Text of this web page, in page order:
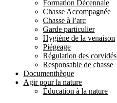
Formation Décennale
Chasse Accompagnée
Chasse à l’arc
Garde particulier
Hygiène de la venaison
Piégeage
Régulation des corvidés
Responsable de chasse
Documenthèque
Agir pour la nature
Éducation à la nature